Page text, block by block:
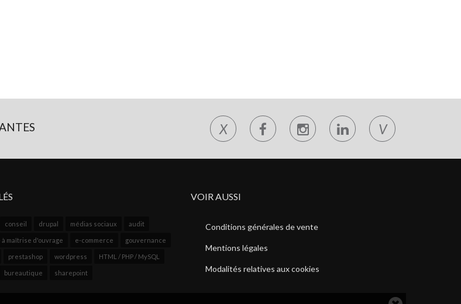
X V
conseil drupal médias sociaux audit
maîtrise d'ouvrage e-commerce gouvernance
prestashop wordpress HTML / PHP / MySQL
bureautique sharepoint
VOIR AUSSI
Conditions générales de vente
Mentions légales
Modalités relatives aux cookies